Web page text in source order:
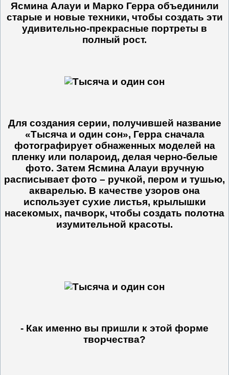
Ясмина Алауи и Марко Герра объединили
старые и новые техники, чтобы создать эти
удивительно-прекрасные портреты в
полный рост.
Для создания серии, получившей название
«Тысяча и один сон», Герра сначала
фотографирует обнаженных моделей на
пленку или полароид, делая черно-белые
фото. Затем Ясмина Алауи вручную
расписывает фото – ручкой, пером и тушью,
акварелью. В качестве узоров она
использует сухие листья, крылышки
насекомых, пачворк, чтобы создать полотна
изумительной красоты.
- Как именно вы пришли к этой форме
творчества?